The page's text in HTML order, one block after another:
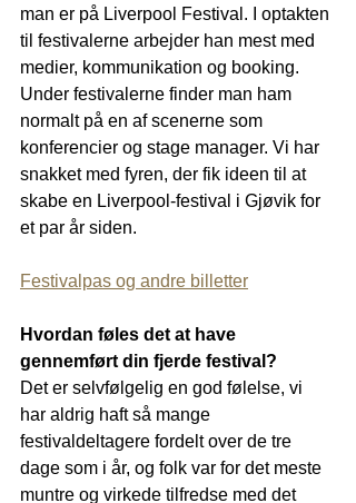
man er på Liverpool Festival. I optakten
til festivalerne arbejder han mest med
medier, kommunikation og booking.
Under festivalerne finder man ham
normalt på en af scenerne som
konferencier og stage manager. Vi har
snakket med fyren, der fik ideen til at
skabe en Liverpool-festival i Gjøvik for
et par år siden.
Festivalpas og andre billetter
Hvordan føles det at have
gennemført din fjerde festival?
Det er selvfølgelig en god følelse, vi
har aldrig haft så mange
festivaldeltagere fordelt over de tre
dage som i år, og folk var for det meste
muntre og virkede tilfredse med det